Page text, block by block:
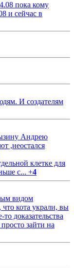
пока кому
и сейчас в
И создателям
Андрею
,неостался
клетке для
с... +4
видом
что кота украли, вы
доказательства
зайти на